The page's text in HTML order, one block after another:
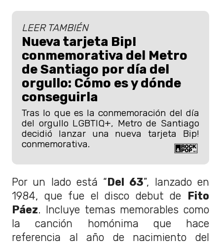
LEER TAMBIÉN
Nueva tarjeta Bip!
conmemorativa del Metro
de Santiago por día del
orgullo: Cómo es y dónde
conseguirla
Tras lo que es la conmemoración del día
del orgullo LGBTIQ+, Metro de Santiago
decidió lanzar una nueva tarjeta Bip!
conmemorativa.
Por un lado está “Del 63”, lanzado en
1984, que fue el disco debut de Fito
Páez. Incluye temas memorables como
la canción homónima que hace
referencia al año de nacimiento del